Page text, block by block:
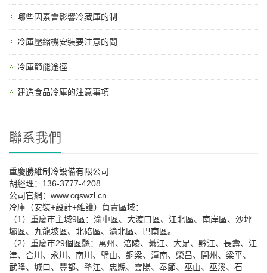
哪些因素會影響冷藏庫的制
冷庫壓縮機安裝要注意的問
冷庫節能途徑
建造食品冷庫的注意事項
聯系我們
重慶勝維制冷設備有限公司
胡經理：136-3777-4208
公司官網：www.cqswzl.cn
冷庫（安裝+設計+維護）負責區域：
（1）重慶市主城9區：渝中區、大渡口區、江北區、南岸區、沙坪
壩區、九龍坡區、北碚區、渝北區、巴南區。
（2）重慶市29個區縣：萬州、涪陵、綦江、大足、黔江、長壽、江
津、合川、永川、南川、璧山、銅梁、潼南、榮昌、開州、梁平、
武隆、城口、豐都、墊江、忠縣、雲陽、奉節、巫山、巫溪、石